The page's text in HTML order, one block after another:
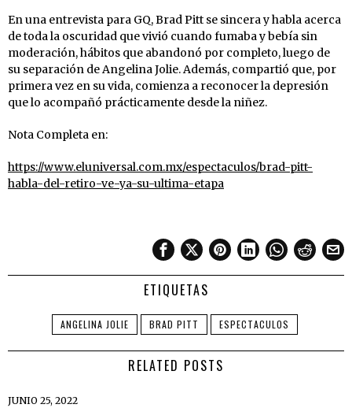
En una entrevista para GQ, Brad Pitt se sincera y habla acerca
de toda la oscuridad que vivió cuando fumaba y bebía sin
moderación, hábitos que abandonó por completo, luego de
su separación de Angelina Jolie. Además, compartió que, por
primera vez en su vida, comienza a reconocer la depresión
que lo acompañó prácticamente desde la niñez.
Nota Completa en:
https://www.eluniversal.com.mx/espectaculos/brad-pitt-
habla-del-retiro-ve-ya-su-ultima-etapa
ETIQUETAS
ANGELINA JOLIE BRAD PITT ESPECTACULOS
RELATED POSTS
JUNIO 25, 2022